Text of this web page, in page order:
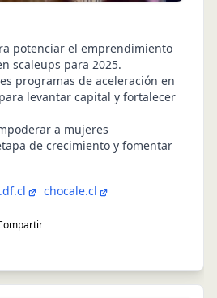
potenciar el emprendimiento
scaleups para 2025.
programas de aceleración en
levantar capital y fortalecer
a mujeres
de crecimiento y fomentar
chocale.cl